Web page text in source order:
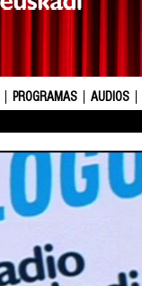
PROGRAMAS AUDIOS